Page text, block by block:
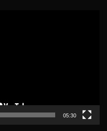
05:30